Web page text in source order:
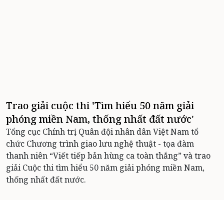
Trao giải cuộc thi 'Tìm hiểu 50 năm giải
phóng miền Nam, thống nhất đất nước'
Tổng cục Chính trị Quân đội nhân dân Việt Nam tổ
chức Chương trình giao lưu nghệ thuật - tọa đàm
thanh niên “Viết tiếp bản hùng ca toàn thắng” và trao
giải Cuộc thi tìm hiểu 50 năm giải phóng miền Nam,
thống nhất đất nước.